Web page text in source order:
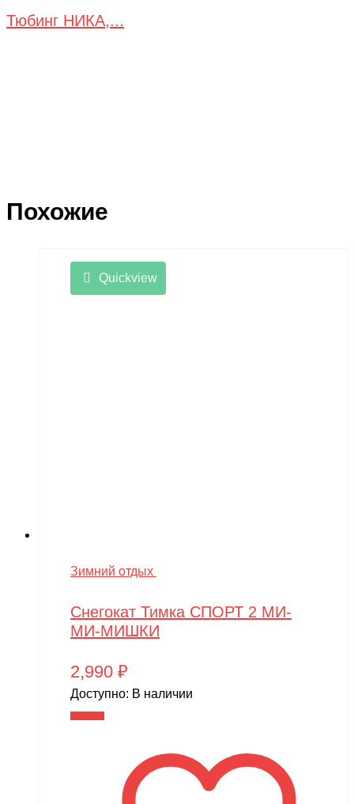
Тюбинг НИКА,...
Похожие
Quickview
Зимний отдых
Снегокат Тимка СПОРТ 2 МИ-
МИ-МИШКИ
2,990 ₽
Доступно: В наличии